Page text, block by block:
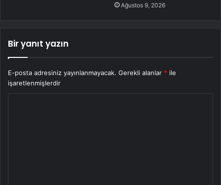
Ağustos 9, 2026
Bir yanıt yazın
E-posta adresiniz yayınlanmayacak. Gerekli alanlar * ile
işaretlenmişlerdir